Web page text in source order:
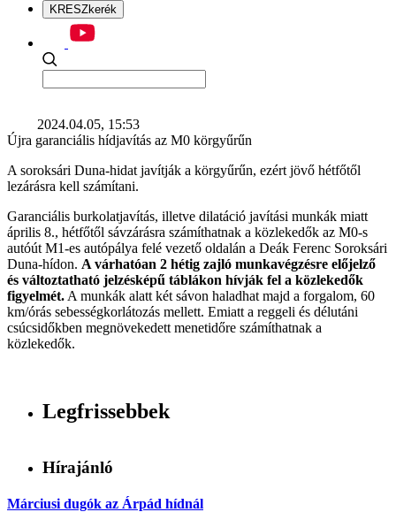
KRESZkerék
2024.04.05, 15:53
Újra garanciális hídjavítás az M0 körgyűrűn
A soroksári Duna-hidat javítják a körgyűrűn, ezért jövő hétfőtől
lezárásra kell számítani.
Garanciális burkolatjavítás, illetve dilatáció javítási munkák miatt
április 8., hétfőtől sávzárásra számíthatnak a közlekedők az M0-s
autóút M1-es autópálya felé vezető oldalán a Deák Ferenc Soroksári
Duna-hídon. A várhatóan 2 hétig zajló munkavégzésre előjelző
és változtatható jelzésképű táblákon hívják fel a közlekedők
figyelmét. A munkák alatt két sávon haladhat majd a forgalom, 60
km/órás sebességkorlátozás mellett. Emiatt a reggeli és délutáni
csúcsidőkben megnövekedett menetidőre számíthatnak a
közlekedők.
Legfrissebbek
Hírajánló
Márciusi dugók az Árpád hídnál